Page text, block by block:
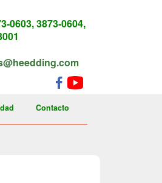
0603, 3873-0604,
Contacto